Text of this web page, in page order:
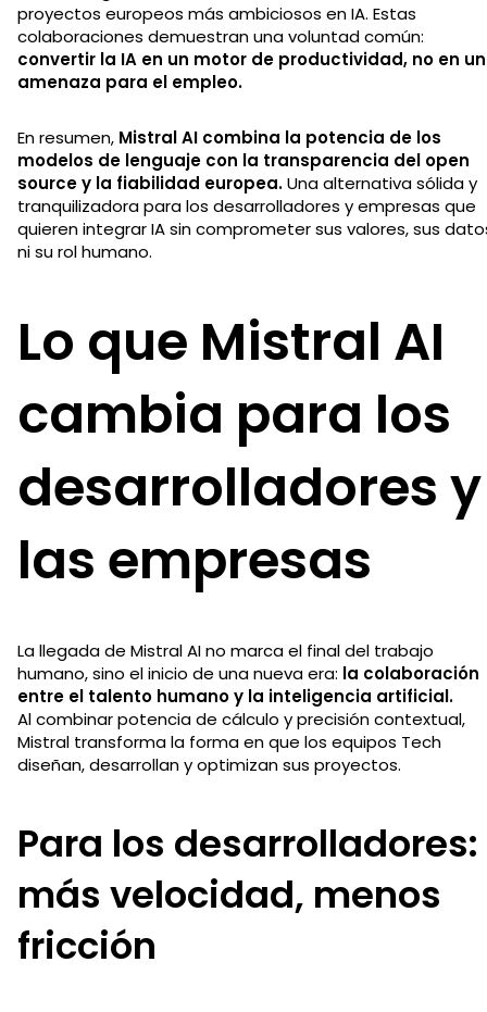
proyectos europeos más ambiciosos en IA. Estas
colaboraciones demuestran una voluntad común:
convertir la IA en un motor de productividad, no en
amenaza para el empleo.
En resumen, Mistral AI combina la potencia de los
modelos de lenguaje con la transparencia del open
source y la fiabilidad europea.Una alternativa sólida y
tranquilizadora para los desarrolladores y empresas que
quieren integrar IA sin comprometer sus valores, sus
ni su rol humano.
Lo que Mistral AI
cambia para los
desarrolladores y
las empresas
La llegada de Mistral AI no marca el final del trabajo
humano, sino el inicio de una nueva era: la colaboración
entre el talento humano y la inteligencia artificial.
Al combinar potencia de cálculo y precisión contextual,
Mistral transforma la forma en que los equipos Tech
diseñan, desarrollan y optimizan sus proyectos.
Para los desarrolladores:
más velocidad, menos
fricción